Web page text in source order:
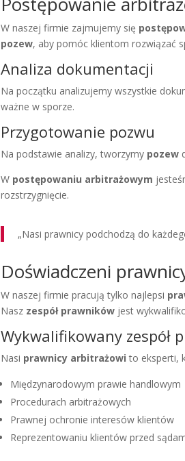
W naszej firmie zajmujemy się
pozew, aby pomóc klientom rozwiązać
Analiza dokumentacji
Na początku analizujemy wszystkie
ważne w sporze.
Przygotowanie pozwu
Na podstawie analizy, tworzymy pozew
W postępowaniu arbitrażowym
rozstrzygnięcie.
„Nasi prawnicy podchodzą do
Doświadczeni
W naszej firmie pracują tylko najlepsi
Nasz zespół prawników jest
Wykwalifikowany zespół
Nasi prawnicy arbitrażowi to eksperti,
Międzynarodowym prawie handlowym
Procedurach arbitrażowych
Prawnej ochronie interesów klientów
Reprezentowaniu klientów przed